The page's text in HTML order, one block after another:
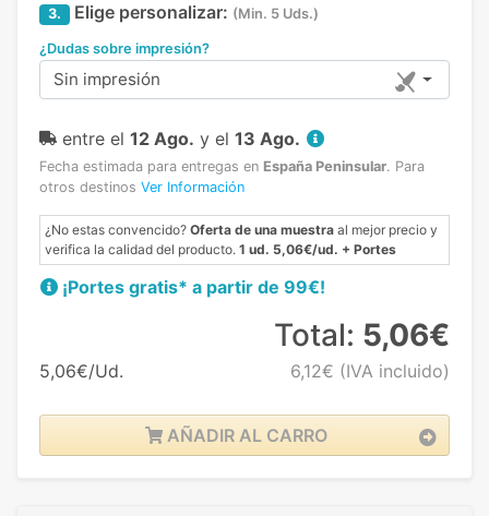
3. Elige personalizar: (Min. 5 Uds.)
¿Dudas sobre impresión?
Sin impresión
entre el 12 Ago. y el 13 Ago.
Fecha estimada para entregas en España Peninsular. Para
otros destinos Ver Información
¿No estas convencido? Oferta de una muestra al mejor precio y
verifica la calidad del producto. 1 ud. 5,06€/ud. + Portes
¡Portes gratis* a partir de 99€!
5,06€/Ud.
Total: 5,06€
6,12€ (IVA incluido)
AÑADIR AL CARRO